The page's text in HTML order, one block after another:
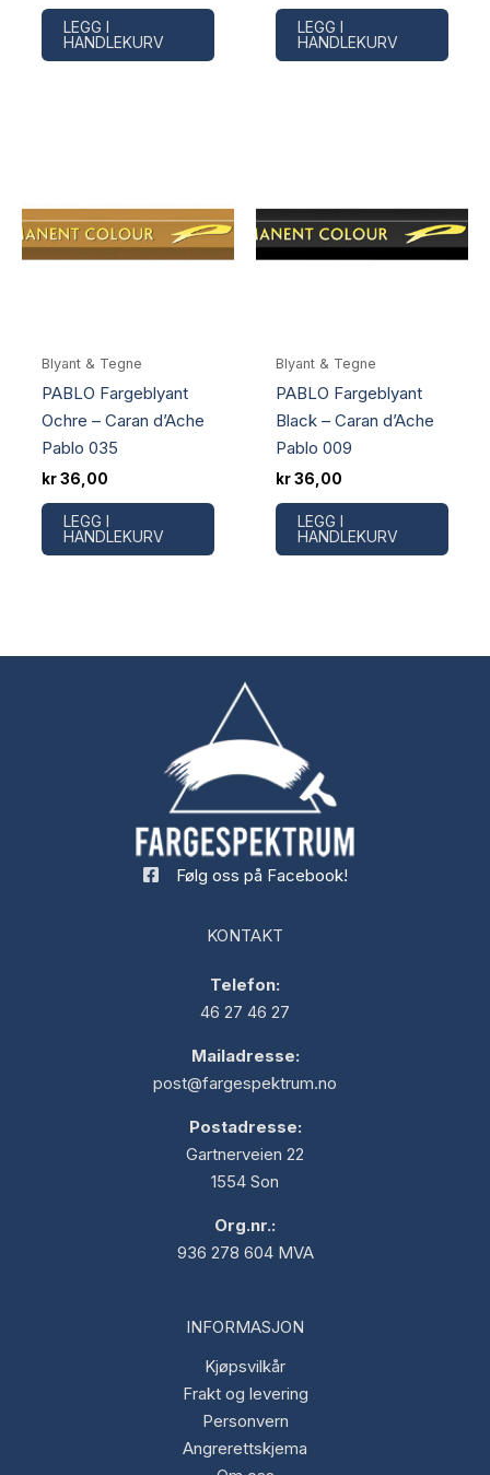
LEGG I
HANDLEKURV
LEGG I
HANDLEKURV
Blyant & Tegne
PABLO Fargeblyant
Ochre – Caran d’Ache
Pablo 035
kr36,00
LEGG I
HANDLEKURV
Blyant & Tegne
PABLO Fargeblyant
Black – Caran d’Ache
Pablo 009
kr36,00
LEGG I
HANDLEKURV
Følg oss på Facebook!
KONTAKT
Telefon:
46 27 46 27
Mailadresse:
post@fargespektrum.no
Postadresse:
Gartnerveien 22
1554 Son
Org.nr.:
936 278 604 MVA
INFORMASJON
Kjøpsvilkår
Frakt og levering
Personvern
Angrerettskjema